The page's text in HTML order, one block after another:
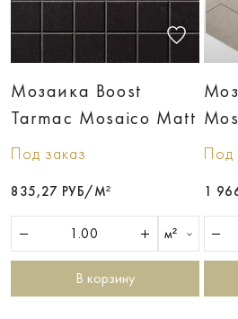
Мозаика Boost
Tarmac Mosaico Matt
Под заказ
835,27 РУБ/М²
м²
В корзину
Под
1